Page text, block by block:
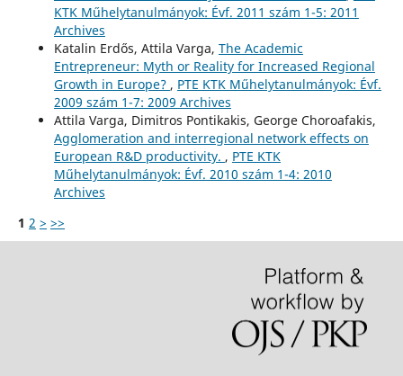
KTK Műhelytanulmányok: Évf. 2011 szám 1-5: 2011
Archives
Katalin Erdős, Attila Varga, The Academic
Entrepreneur: Myth or Reality for Increased Regional
Growth in Europe? , PTE KTK Műhelytanulmányok: Évf.
2009 szám 1-7: 2009 Archives
Attila Varga, Dimitros Pontikakis, George Choroafakis,
Agglomeration and interregional network effects on
European R&D productivity. , PTE KTK
Műhelytanulmányok: Évf. 2010 szám 1-4: 2010
Archives
1 2 > >>